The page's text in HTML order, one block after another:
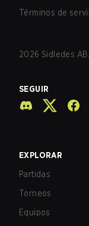
Términos de
2026 Sidledes
SEGUIR
EXPLORAR
Partidas
Torneos
Equipos